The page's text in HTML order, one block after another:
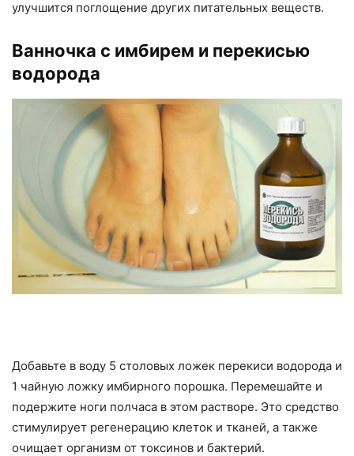
улучшится поглощение других питательных веществ.
Ванночка с имбирем и перекисью
водорода
Добавьте в воду 5 столовых ложек перекиси водорода и
1 чайную ложку имбирного порошка. Перемешайте и
подержите ноги полчаса в этом растворе. Это средство
стимулирует регенерацию клеток и тканей, а также
очищает организм от токсинов и бактерий.